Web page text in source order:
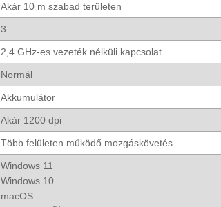
Akár 10 m szabad területen
3
2,4 GHz-es vezeték nélküli kapcsolat
Normál
Akkumulátor
Akár 1200 dpi
Több felületen működő mozgáskövetés
Windows 11
Windows 10
macOS